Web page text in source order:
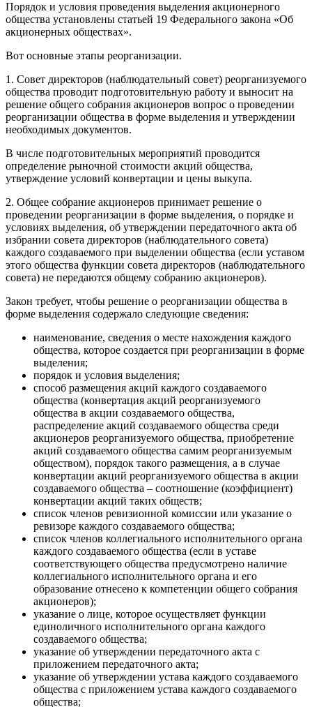
Порядок и условия проведения выделения акционерного
общества установлены статьей 19 Федерального закона «Об
акционерных обществах».
Вот основные этапы реорганизации.
1. Совет директоров (наблюдательный совет) реорганизуемого
общества проводит подготовительную работу и выносит на
решение общего собрания акционеров вопрос о проведении
реорганизации общества в форме выделения и утверждении
необходимых документов.
В числе подготовительных мероприятий проводится
определение рыночной стоимости акций общества,
утверждение условий конвертации и цены выкупа.
2. Общее собрание акционеров принимает решение о
проведении реорганизации в форме выделения, о порядке и
условиях выделения, об утверждении передаточного акта об
избрании совета директоров (наблюдательного совета)
каждого создаваемого при выделении общества (если уставом
этого общества функции совета директоров (наблюдательного
совета) не передаются общему собранию акционеров).
Закон требует, чтобы решение о реорганизации общества в
форме выделения содержало следующие сведения:
наименование, сведения о месте нахождения каждого
общества, которое создается при реорганизации в форме
выделения;
порядок и условия выделения;
способ размещения акций каждого создаваемого
общества (конвертация акций реорганизуемого
общества в акции создаваемого общества,
распределение акций создаваемого общества среди
акционеров реорганизуемого общества, приобретение
акций создаваемого общества самим реорганизуемым
обществом), порядок такого размещения, а в случае
конвертации акций реорганизуемого общества в акции
создаваемого общества – соотношение (коэффициент)
конвертации акций таких обществ;
список членов ревизионной комиссии или указание о
ревизоре каждого создаваемого общества;
список членов коллегиального исполнительного органа
каждого создаваемого общества (если в уставе
соответствующего общества предусмотрено наличие
коллегиального исполнительного органа и его
образование отнесено к компетенции общего собрания
акционеров);
указание о лице, которое осуществляет функции
единоличного исполнительного органа каждого
создаваемого общества;
указание об утверждении передаточного акта с
приложением передаточного акта;
указание об утверждении устава каждого создаваемого
общества с приложением устава каждого создаваемого
общества;